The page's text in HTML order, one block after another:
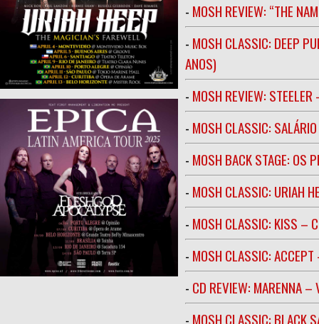
- MOSH REVIEW: “THE
- MOSH CLASSIC: DEEP
ANOS)
- MOSH REVIEW: STEELER
- MOSH CLASSIC:
- MOSH BACK STAGE: OS
- MOSH CLASSIC: URIAH
- MOSH CLASSIC: KISS –
- MOSH CLASSIC:
- CD REVIEW: MARENNA –
- MOSH CLASSIC: BLACK